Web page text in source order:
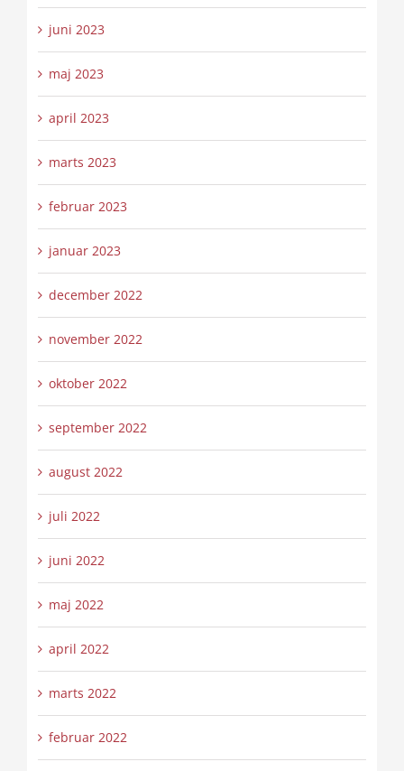
juni 2023
maj 2023
april 2023
marts 2023
februar 2023
januar 2023
december 2022
november 2022
oktober 2022
september 2022
august 2022
juli 2022
juni 2022
maj 2022
april 2022
marts 2022
februar 2022